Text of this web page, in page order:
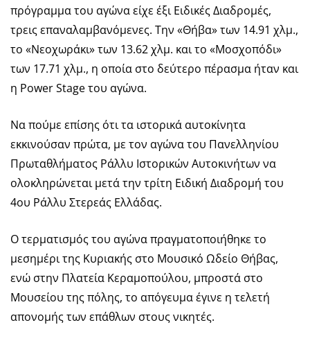
πρόγραμμα του αγώνα είχε έξι Ειδικές Διαδρομές,
τρεις επαναλαμβανόμενες. Την «Θήβα» των 14.91 χλμ.,
το «Νεοχωράκι» των 13.62 χλμ. και το «Μοσχοπόδι»
των 17.71 χλμ., η οποία στο δεύτερο πέρασμα ήταν και
η Power Stage του αγώνα.
Να πούμε επίσης ότι τα ιστορικά αυτοκίνητα
εκκινούσαν πρώτα, με τον αγώνα του Πανελληνίου
Πρωταθλήματος Ράλλυ Ιστορικών Αυτοκινήτων να
ολοκληρώνεται μετά την τρίτη Ειδική Διαδρομή του
4ου Ράλλυ Στερεάς Ελλάδας.
Ο τερματισμός του αγώνα πραγματοποιήθηκε το
μεσημέρι της Κυριακής στο Μουσικό Ωδείο Θήβας,
ενώ στην Πλατεία Κεραμοπούλου, μπροστά στο
Μουσείου της πόλης, το απόγευμα έγινε η τελετή
απονομής των επάθλων στους νικητές.